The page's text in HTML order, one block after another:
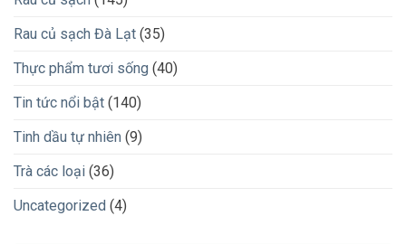
Rau củ sạch Đà Lạt (35)
Thực phẩm tươi sống (40)
Tin tức nổi bật (140)
Tinh dầu tự nhiên (9)
Trà các loại (36)
Uncategorized (4)